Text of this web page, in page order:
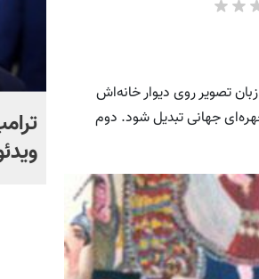
تصویر روی دیوار خانه‌اش
جهانی تبدیل شود. دوم
برای اولین بار؛ واکنش
ویدئو